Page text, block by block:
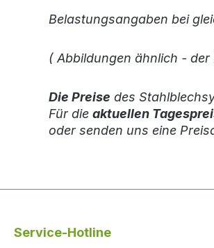
Belastungsangaben bei
( Abbildungen ähnlich -
Die Preise des
Für die aktuellen
oder senden uns eine
Service-Hotline